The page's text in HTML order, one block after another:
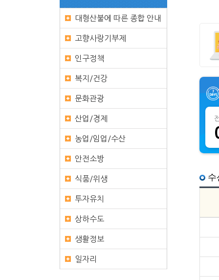
수
대형산불에 따른 종합 안내
고향사랑기부제
인구정책
복지/건강
문화관광
산업/경제
농업/임업/수산
안전소방
식품/위생
투자유치
상하수도
생활정보
일자리